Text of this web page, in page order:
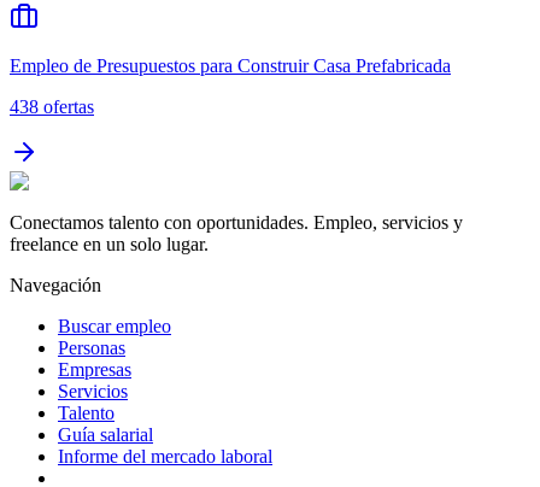
Empleo de Presupuestos para Construir Casa Prefabricada
438 ofertas
Conectamos talento con oportunidades. Empleo, servicios y
freelance en un solo lugar.
Navegación
Buscar empleo
Personas
Empresas
Servicios
Talento
Guía salarial
Informe del mercado laboral